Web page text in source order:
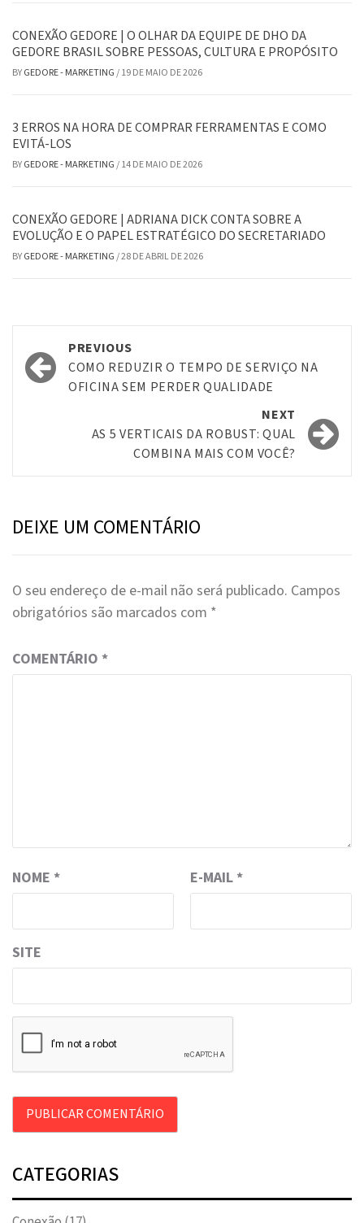
CONEXÃO GEDORE | O OLHAR DA EQUIPE DE DHO DA
GEDORE BRASIL SOBRE PESSOAS, CULTURA E PROPÓSITO
BYGEDORE - MARKETING/19 DE MAIO DE 2026
3 ERROS NA HORA DE COMPRAR FERRAMENTAS E COMO
EVITÁ-LOS
BYGEDORE - MARKETING/14 DE MAIO DE 2026
CONEXÃO GEDORE | ADRIANA DICK CONTA SOBRE A
EVOLUÇÃO E O PAPEL ESTRATÉGICO DO SECRETARIADO
BYGEDORE - MARKETING/28 DE ABRIL DE 2026
Post
navigation
PREVIOUS
COMO REDUZIR O TEMPO DE SERVIÇO NA
OFICINA SEM PERDER QUALIDADE
NEXT
AS 5 VERTICAIS DA ROBUST: QUAL
COMBINA MAIS COM VOCÊ?
DEIXE UM COMENTÁRIO
O seu endereço de e-mail não será publicado. Campos
obrigatórios são marcados com *
COMENTÁRIO *
NOME * E-MAIL *
SITE
CATEGORIAS